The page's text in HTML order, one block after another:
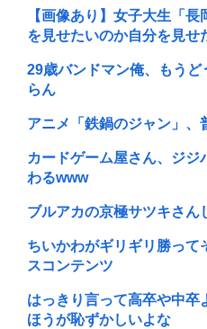
【画像あり】女子大生「
を見せたいのか自分を見せ
29歳バンドマン俺、もう
らん
アニメ「鉄鍋のジャン」、
カードゲーム屋さん、ジ
わるwww
ブルアカの京極サツキさ
ちいかわがギリギリ勝って
スコンテンツ
はっきり言って高卒や中卒
ほうが恥ずかしいよな